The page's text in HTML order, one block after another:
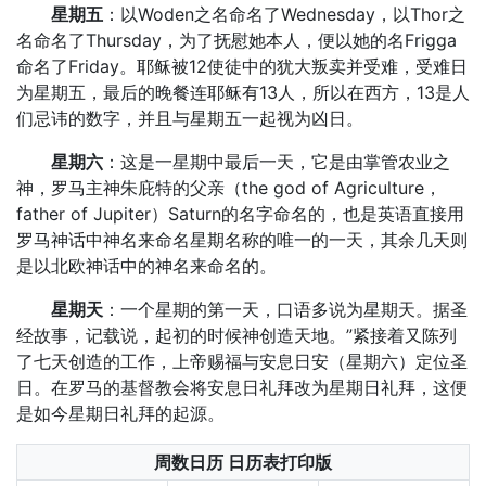
星期五 ：以Woden之名命名了Wednesday，以Thor之
名命名了Thursday，为了抚慰她本人，便以她的名Frigga
命名了Friday。耶稣被12使徒中的犹大叛卖并受难，受难日
为星期五，最后的晚餐连耶稣有13人，所以在西方，13是人
们忌讳的数字，并且与星期五一起视为凶日。
星期六 ：这是一星期中最后一天，它是由掌管农业之
神，罗马主神朱庇特的父亲（the god of Agriculture，
father of Jupiter）Saturn的名字命名的，也是英语直接用
罗马神话中神名来命名星期名称的唯一的一天，其余几天则
是以北欧神话中的神名来命名的。
星期天 ：一个星期的第一天，口语多说为星期天。据圣
经故事，记载说，起初的时候神创造天地。”紧接着又陈列
了七天创造的工作，上帝赐福与安息日安（星期六）定位圣
日。在罗马的基督教会将安息日礼拜改为星期日礼拜，这便
是如今星期日礼拜的起源。
周数日历 日历表打印版